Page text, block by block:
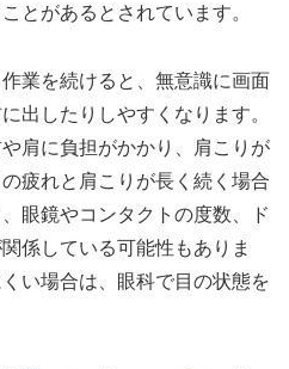
とがあるとされています。
業を続けると、無意識に画面
出したりしやすくなります。
肩に負担がかかり、肩こりが
疲れと肩こりが長く続く場合
眼鏡やコンタクトの度数、ド
係している可能性もありま
い場合は、眼科で目の状態を